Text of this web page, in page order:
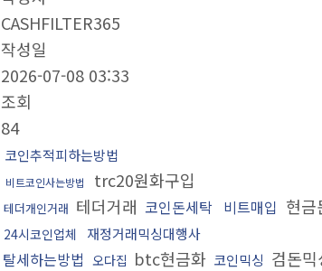
CASHFILTER365
작성일
2026-07-08 03:33
조회
84
코인추적피하는방법
비트코인사는방법 trc20원화구입
테더개인거래 테더거래 코인돈세탁 비트매입 현금
24시코인업체 재정거래믹싱대행사
탈세하는방법 오다집 btc현금화 코인믹싱 검돈믹